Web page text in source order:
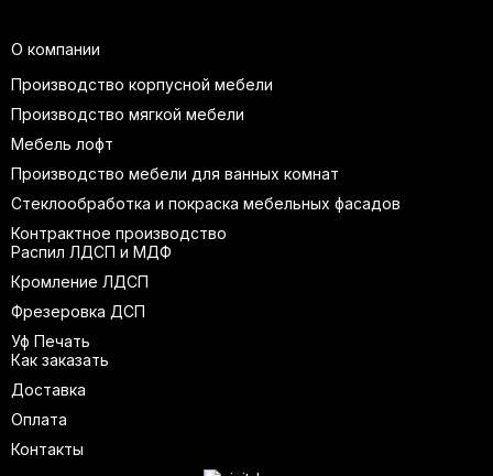
О компании
Производство корпусной мебели
Производство мягкой мебели
Мебель лофт
Производство мебели для ванных комнат
Стеклообработка и покраска мебельных фасадов
Контрактное производство
Распил ЛДСП и МДФ
Кромление ЛДСП
Фрезеровка ДСП
Уф Печать
Как заказать
Доставка
Оплата
Контакты